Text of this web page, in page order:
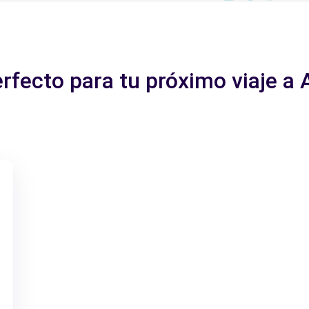
para tu próximo viaje a